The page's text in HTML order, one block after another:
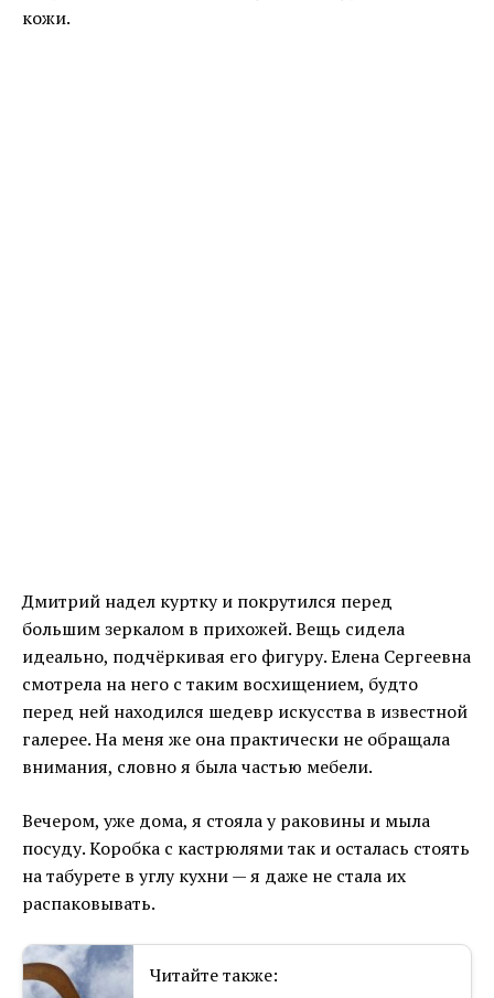
кожи.
Дмитрий надел куртку и покрутился перед
большим зеркалом в прихожей. Вещь сидела
идеально, подчёркивая его фигуру. Елена Сергеевна
смотрела на него с таким восхищением, будто
перед ней находился шедевр искусства в известной
галерее. На меня же она практически не обращала
внимания, словно я была частью мебели.
Вечером, уже дома, я стояла у раковины и мыла
посуду. Коробка с кастрюлями так и осталась стоять
на табурете в углу кухни — я даже не стала их
распаковывать.
Читайте также: